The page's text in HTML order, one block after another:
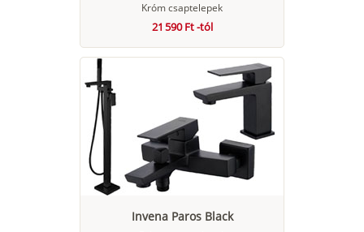
Króm csaptelepek
21 590 Ft -tól
Invena Paros Black